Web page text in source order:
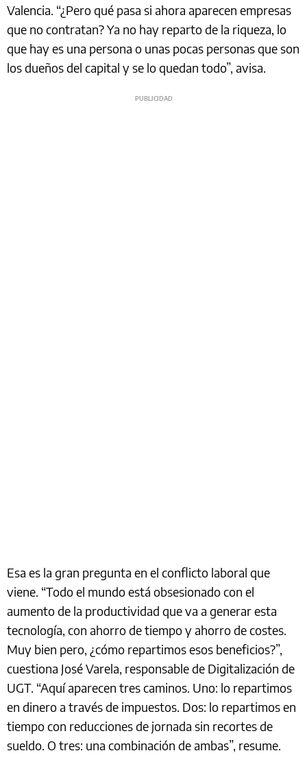
Valencia. “¿Pero qué pasa si ahora aparecen empresas
que no contratan? Ya no hay reparto de la riqueza, lo
que hay es una persona o unas pocas personas que son
los dueños del capital y se lo quedan todo”, avisa.
Esa es la gran pregunta en el conflicto laboral que
viene. “Todo el mundo está obsesionado con el
aumento de la productividad que va a generar esta
tecnología, con ahorro de tiempo y ahorro de costes.
Muy bien pero, ¿cómo repartimos esos beneficios?”,
cuestiona José Varela, responsable de Digitalización de
UGT. “Aquí aparecen tres caminos. Uno: lo repartimos
en dinero a través de impuestos. Dos: lo repartimos en
tiempo con reducciones de jornada sin recortes de
sueldo. O tres: una combinación de ambas”, resume.